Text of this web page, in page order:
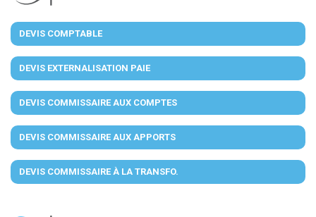
DEVIS COMPTABLE
DEVIS EXTERNALISATION PAIE
DEVIS COMMISSAIRE AUX COMPTES
DEVIS COMMISSAIRE AUX APPORTS
DEVIS COMMISSAIRE À LA TRANSFO.